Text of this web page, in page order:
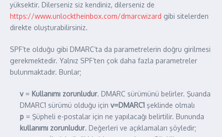
yüksektir. Dilerseniz siz kendiniz, dilerseniz de
https://www.unlocktheinbox.com/dmarcwizard gibi sitelerden
direkte oluşturabilirsiniz.
SPF’te olduğu gibi DMARC’ta da parametrelerin doğru girilmesi
gerekmektedir. Yalnız SPF’ten çok daha fazla parametreler
bulunmaktadır. Bunlar;
v = Kullanımı zorunludur. DMARC sürümünü belirler. Şuanda
DMARC1 sürümü olduğu için v=DMARC1 şeklinde olmalı
p = Şüpheli e-postalar için ne yapılacağı belirtilir. Bununda
kullanımı zorunludur. Değerleri ve açıklamaları şöyledir;